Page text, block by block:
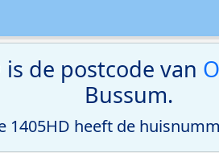
is de postcode van
Bussum.
1405HD heeft de